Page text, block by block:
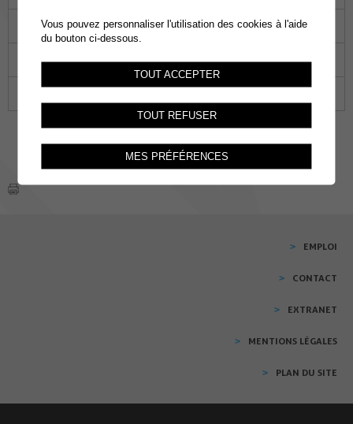
11 12 13 14 15
18 19 20 21 22
EMPLOI
CONTACT
EXTRANET
MENTIONS LÉGALES
PLAN DU SITE
Vous pouvez personnaliser l'utilisation des cookies à l'aide
du bouton ci-dessous.
TOUT ACCEPTER
TOUT REFUSER
MES PRÉFÉRENCES